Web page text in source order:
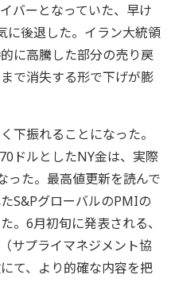
バーとなっていた、早け
に後退した。イラン大統領
に高騰した部分の売り戻
で消失する形で下げが膨
下振れることになった。
ドルとしたNY金は、実際
った。最高値更新を読んで
S&PグローバルのPMIの
。6月初旬に発表される、
サプライマネジメント協
て、より的確な内容を把